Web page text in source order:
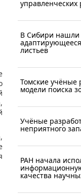
В Сибири нашли
листьев
Томские учёные
модели поиска
Учёные
неприятного
РАН начала
качества